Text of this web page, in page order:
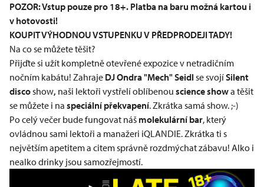
POZOR: Vstup pouze pro 18+. Platba na baru možná kartou i
v hotovosti!
KOUPIT VÝHODNOU VSTUPENKU V PŘEDPRODEJI TADY!
Na co se můžete těšit?
Přijďte si užít kompletně otevřené expozice v netradičním
nočním kabátu! Zahraje DJ Ondra "Mech" Seidl se svojíSilent
discoshow, naši lektoři vystřelí oblíbenou science showa těšit
se můžete i na speciální překvapení. Zkrátka samá show. ;-)
Po celý večer bude fungovat náš molekulární bar, který
ovládnou sami lektoři a manažeri iQLANDIE. Zkrátka ti s
největším apetitem a citem správně rozdmýchat zábavu! Alko i
nealko drinky jsou samozřejmostí.